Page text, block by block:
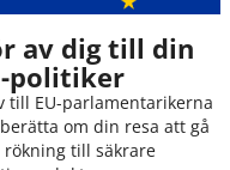
av dig till din
politiker
till EU-parlamentarikerna
om din resa att gå
till säkrare